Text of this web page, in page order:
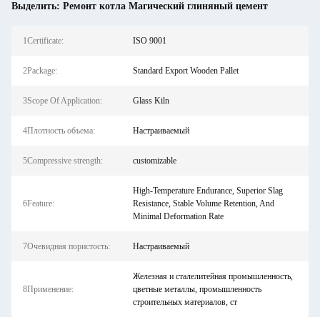
Выделить: Ремонт котла Магический глиняный цемент
1Certificate: ISO 9001
2Package: Standard Export Wooden Pallet
3Scope Of Application: Glass Kiln
4Плотность объема: Настраиваемый
5Compressive strength: customizable
6Feature:
High-Temperature Endurance, Superior Slag
Resistance, Stable Volume Retention, And
Minimal Deformation Rate
7Очевидная пористость: Настраиваемый
8Применение:
Железная и сталелитейная промышленность,
цветные металлы, промышленность
строительных материалов, ст